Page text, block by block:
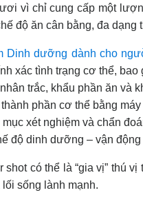
vì chỉ cung cấp một
độ ăn cân bằng, đa dạng
Dinh dưỡng dành cho
xác tình trạng cơ thể, bao
trắc, khẩu phần ăn và
phần cơ thể bằng
mục xét nghiệm và chẩn
độ dinh dưỡng – vận
shot có thể là “gia vị” thú
sống lành mạnh.